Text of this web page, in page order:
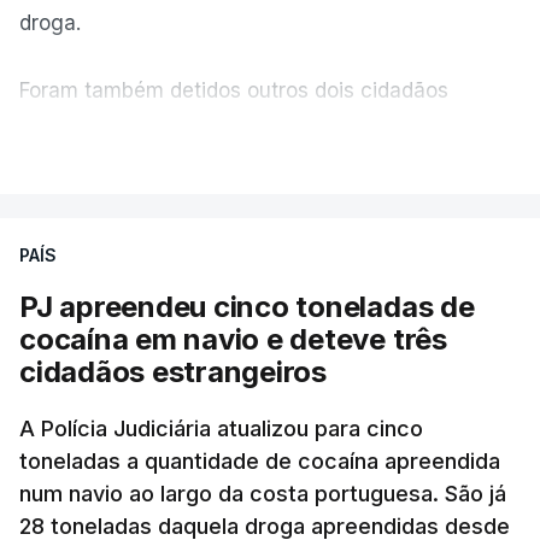
"com normalidade e tranquilidade".
c/ Lusa
droga.
Foram também detidos outros dois cidadãos
O elemento da tripulação encontrado morto
único detido que poderia dar mais informações
O corpo foi encontrado pelos guardas prisionais
pelas 8h00 desta quarta-feira. A RTP apurou que
não existe videovigilância nas celas, mas há
câmaras nos corredores das instalações.
PAÍS
PJ apreendeu cinco toneladas de
cocaína em navio e deteve três
cidadãos estrangeiros
A Polícia Judiciária atualizou para cinco
toneladas a quantidade de cocaína apreendida
num navio ao largo da costa portuguesa. São já
28 toneladas daquela droga apreendidas desde